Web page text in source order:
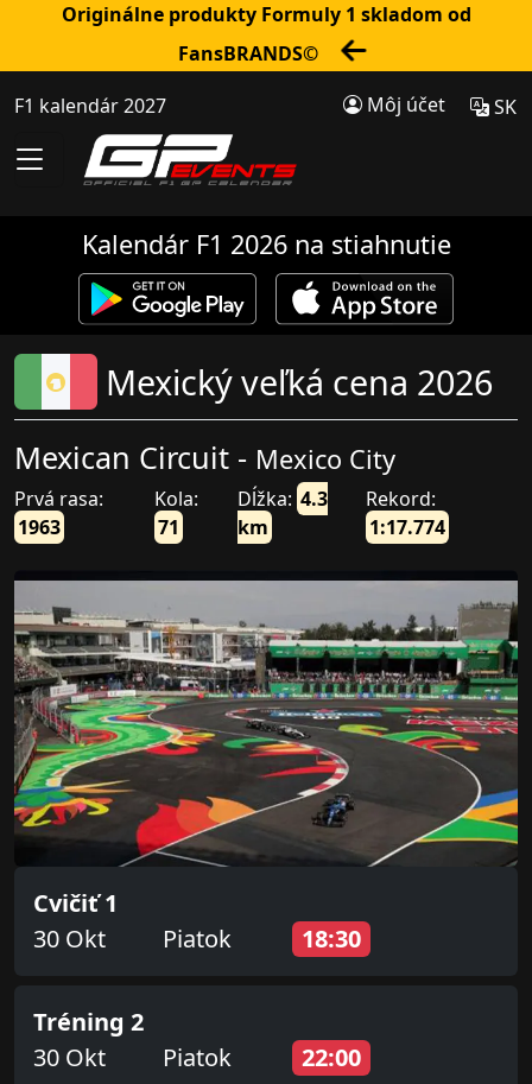
Originálne produkty Formuly 1 skladom od
FansBRANDS©
F1 kalendár 2027 Môj účet SK
Kalendár F1 2026 na stiahnutie
Mexický veľká cena 2026
Mexican Circuit - Mexico City
Prvá rasa:
1963
Kola:
71
Dĺžka: 4.3
km
Rekord:
1:17.774
Cvičiť 1
30 Okt
Piatok 18:30
Tréning 2
30 Okt
Piatok 22:00